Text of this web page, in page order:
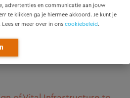
advertenties en communicatie aan jouw
te klikken ga je hiermee akkoord. Je kunt je
er meer over in ons cookiebeleid.